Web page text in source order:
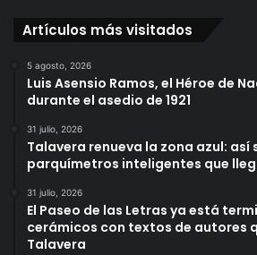
Artículos más visitados
5 agosto, 2026
Luis Asensio Ramos, el Héroe de
durante el asedio de 1921
31 julio, 2026
Talavera renueva la zona azul: así
parquímetros inteligentes que
31 julio, 2026
El Paseo de las Letras ya está
cerámicos con textos de autores
Talavera